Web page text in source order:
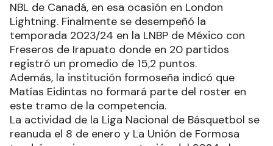
NBL de Canadá, en esa ocasión en London
Lightning. Finalmente se desempeñó la
temporada 2023/24 en la LNBP de México con
Freseros de Irapuato donde en 20 partidos
registró un promedio de 15,2 puntos.
Además, la institución formoseña indicó que
Matías Eidintas no formará parte del roster en
este tramo de la competencia.
La actividad de la Liga Nacional de Básquetbol se
reanuda el 8 de enero y La Unión de Formosa